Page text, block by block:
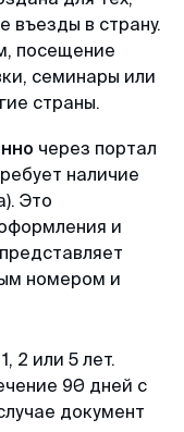
настолько
переписку,
спасибо
вашим каналом
Огромное
въезды в страну.
посещение
семинары или
страны.
через портал
наличие
Это
и
номером и
2 или 5 лет.
90 дней с
документ